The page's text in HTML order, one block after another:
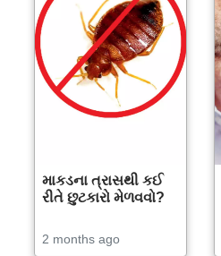
માકડના ત્રાસથી કઈ
રીતે છુટકારો મેળવવો?
2 months ago